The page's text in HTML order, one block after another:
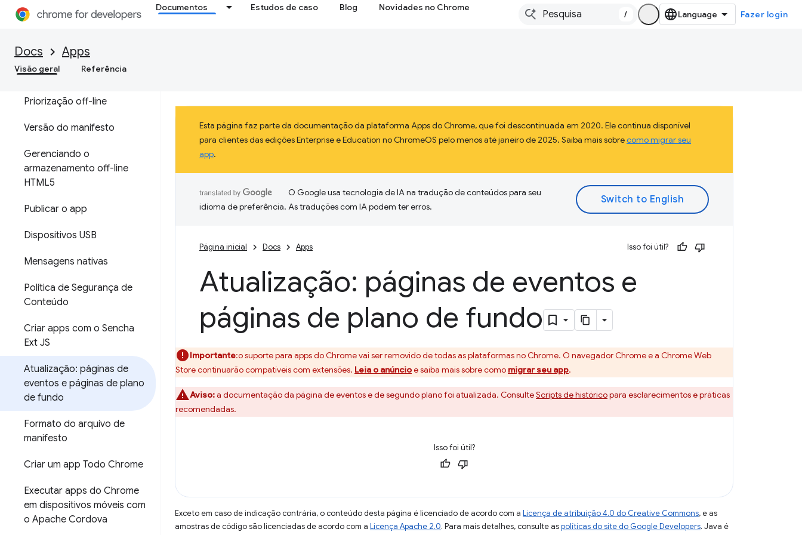
Documentos Estudos de caso Blog Novidades no Chrome
/ Fazer login
Docs Apps
Visão geral Referência
Atualização automática
APIs Storage
Conteúdo externo
Priorização off-line
Versão do manifesto
Gerenciando o
armazenamento off-line
HTML5
Publicar o app
Dispositivos USB
Mensagens nativas
Política de Segurança de
Conteúdo
Criar apps com o Sencha
Ext JS
Atualização: páginas de
eventos e páginas de plano
de fundo
Formato do arquivo de
manifesto
Criar um app Todo Chrome
Executar apps do Chrome
em dispositivos móveis com
o Apache Cordova
Esta página faz parte da documentação da plataforma Apps do Chrome, que foi descontinuada em 2020. Ele continua disponível
para clientes das edições Enterprise e Education no ChromeOS pelo menos até janeiro de 2025. Saiba mais sobrecomo migrar seu
app.
O Google usa tecnologia de IA na tradução de conteúdos para seu
idioma de preferência. As traduções com IA podem ter erros.
Página inicial Docs Apps Isso foi útil?
Atualização: páginas de eventos e
páginas de plano de fundo
Importante:o suporte para apps do Chrome vai ser removido de todas as plataformas no Chrome. O navegador Chrome e a Chrome Web
Store continuarão compatíveis com extensões. Leia o anúncioe saiba mais sobre como migrar seu app.
Aviso:a documentação da página de eventos e de segundo plano foi atualizada. ConsulteScripts de históricopara esclarecimentos e práticas
recomendadas.
Isso foi útil?
Exceto em caso de indicação contrária, o conteúdo desta página é licenciado de acordo com a Licença de atribuição 4.0 do Creative Commons, e as
amostras de código são licenciadas de acordo com a Licença Apache 2.0. Para mais detalhes, consulte aspolíticas do site do Google Developers. Java é